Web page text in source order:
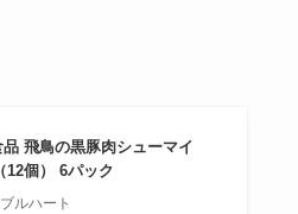
品 飛鳥の黒豚肉シューマイ
12個） 6パック
ルハート